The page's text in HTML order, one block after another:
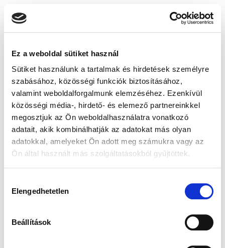
Ez a weboldal sütiket használ
Sütiket használunk a tartalmak és hirdetések személyre
szabásához, közösségi funkciók biztosításához,
valamint weboldalforgalmunk elemzéséhez. Ezenkívül
közösségi média-, hirdető- és elemező partnereinkkel
megosztjuk az Ön weboldalhasználatra vonatkozó
adatait, akik kombinálhatják az adatokat más olyan
adatokkal, amelyeket Ön adott meg számukra vagy az
Ön által használt más szolgáltatásokból gyűjtöttek.
kiválasztása
Elengedhetetlen
Beállítások